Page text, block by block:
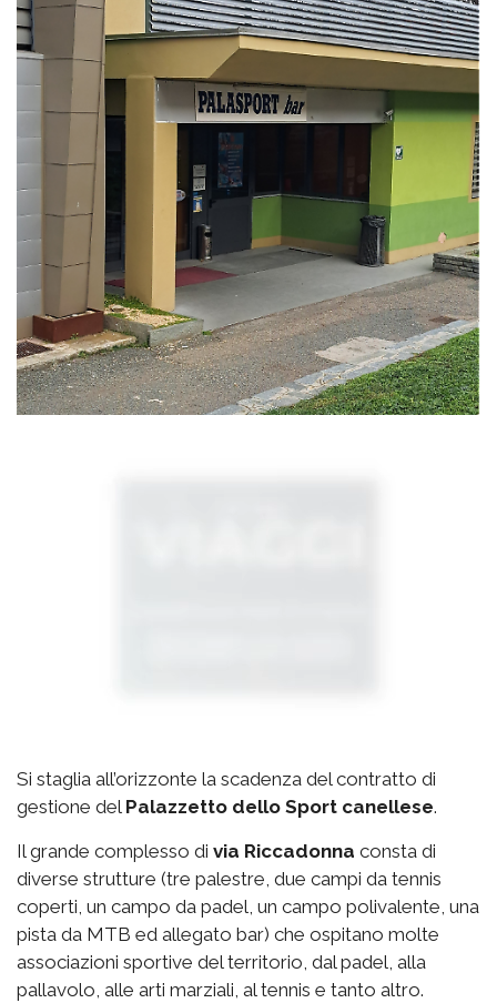
Si staglia all’orizzonte la scadenza del contratto di
gestione del Palazzetto dello Sport canellese.
Il grande complesso di via Riccadonna consta di
diverse strutture (tre palestre, due campi da tennis
coperti, un campo da padel, un campo polivalente, una
pista da MTB ed allegato bar) che ospitano molte
associazioni sportive del territorio, dal padel, alla
pallavolo, alle arti marziali, al tennis e tanto altro.